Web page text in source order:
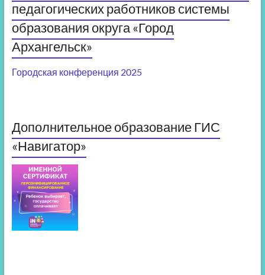
педагогических работников системы
образования округа «Город
Архангельск»
Городская конференция 2025
Дополнительное образование ГИС
«Навигатор»